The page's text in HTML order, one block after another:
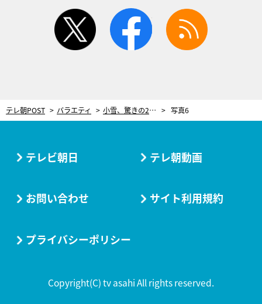
twitter facebook
テレ朝POST バラエティ 小雪、驚きの2拠点生活を告白！「熊が出る」衝撃のプライベートにスタジオ騒然 写真6
テレビ朝日 テレ朝動画
お問い合わせ サイト利用規約
プライバシーポリシー
Copyright(C) tv asahi All rights reserved.